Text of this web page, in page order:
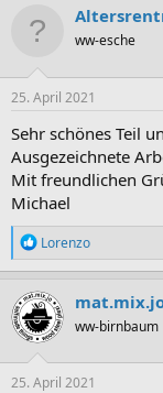
t
n
e
:
ww-esche
25. April 2021
Sehr schönes Teil
Ausgezeichnete
Mit freundlichen
Michael
R
e
a
k
t
i
o
n
e
Lorenzo
ww-birnbaum
25. April 2021